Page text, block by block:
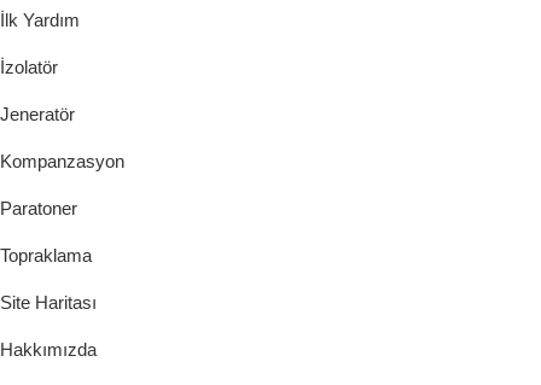
İlk Yardım
İzolatör
Jeneratör
Kompanzasyon
Paratoner
Topraklama
Site Haritası
Hakkımızda